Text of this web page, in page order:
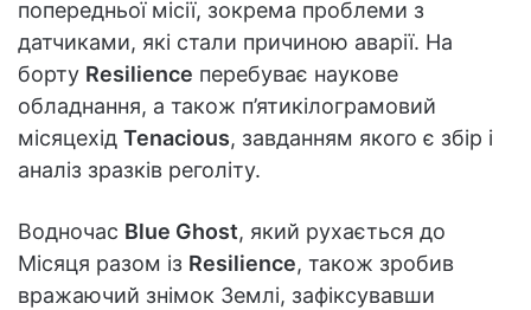
попередньої місії, зокрема проблеми з
датчиками, які стали причиною аварії. На
борту Resilience перебуває наукове
обладнання, а також п’ятикілограмовий
місяцехід Tenacious, завданням якого є збір і
аналіз зразків реголіту.
Водночас Blue Ghost, який рухається до
Місяця разом із Resilience, також зробив
вражаючий знімок Землі, зафіксувавши